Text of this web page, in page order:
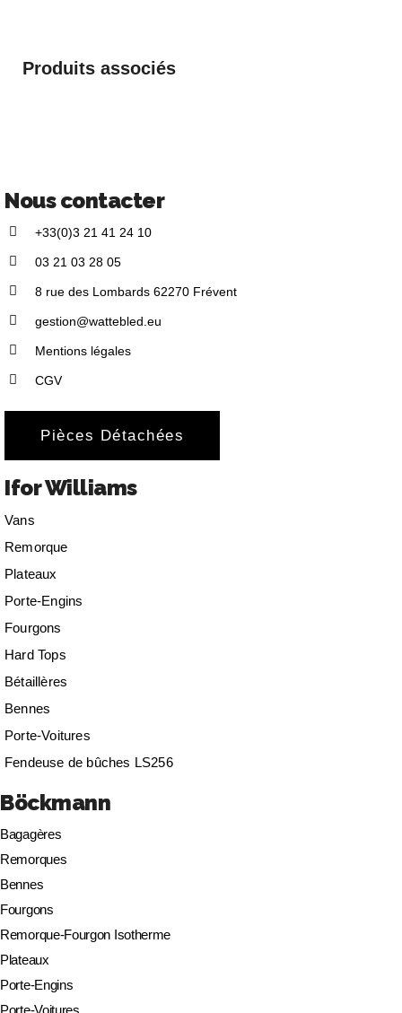
Produits associés
Nous contacter
+33(0)3 21 41 24 10
03 21 03 28 05
8 rue des Lombards 62270 Frévent
gestion@wattebled.eu
Mentions légales
CGV
Pièces Détachées
Ifor Williams
Vans
Remorque
Plateaux
Porte-Engins
Fourgons
Hard Tops
Bétaillères
Bennes
Porte-Voitures
Fendeuse de bûches LS256
Böckmann
Bagagères
Remorques
Bennes
Fourgons
Remorque-Fourgon Isotherme
Plateaux
Porte-Engins
Porte-Voitures